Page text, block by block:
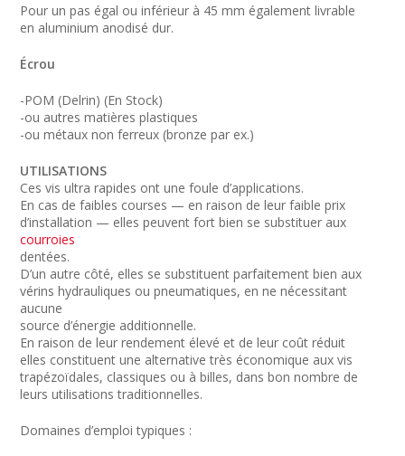
Pour un pas égal ou inférieur à 45 mm également livrable
en aluminium anodisé dur.
Écrou
-POM (Delrin) (En Stock)
-ou autres matières plastiques
-ou métaux non ferreux (bronze par ex.)
UTILISATIONS
Ces vis ultra rapides ont une foule d’applications.
En cas de faibles courses — en raison de leur faible prix
d’installation — elles peuvent fort bien se substituer aux
courroies
dentées.
D’un autre côté, elles se substituent parfaitement bien aux
vérins hydrauliques ou pneumatiques, en ne nécessitant
aucune
source d’énergie additionnelle.
En raison de leur rendement élevé et de leur coût réduit
elles constituent une alternative très économique aux vis
trapézoïdales, classiques ou à billes, dans bon nombre de
leurs utilisations traditionnelles.
Domaines d’emploi typiques :